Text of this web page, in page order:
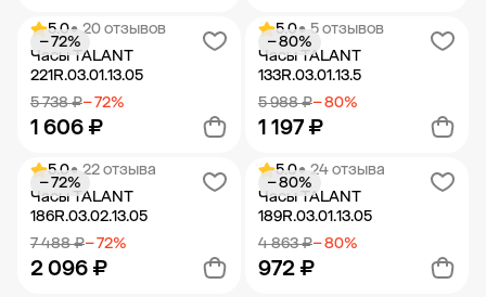
Добавить в корзину Добавить в корзину
5.0• 20 отзывов
Часы TALANT
221R.03.01.13.05
5 738 ₽− 72%
1 606 ₽
− 72%
Добавить в корзину
5.0• 5 отзывов
Часы TALANT
133R.03.01.13.5
5 988 ₽− 80%
1 197 ₽
− 80%
Добавить в корзину
5.0• 22 отзыва
Часы TALANT
186R.03.02.13.05
7 488 ₽− 72%
2 096 ₽
− 72%
5.0• 24 отзыва
Часы TALANT
189R.03.01.13.05
4 863 ₽− 80%
972 ₽
− 80%